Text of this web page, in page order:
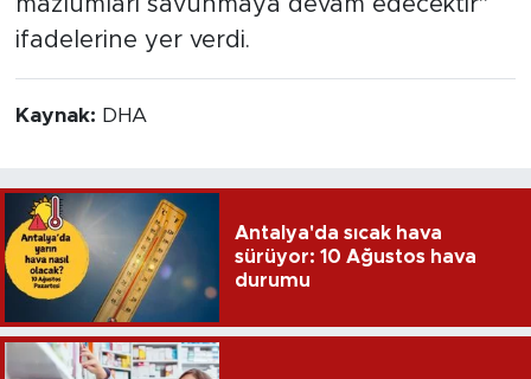
mazlumları savunmaya devam edecektir"
ifadelerine yer verdi.
Kaynak: DHA
Antalya'da sıcak hava
sürüyor: 10 Ağustos hava
durumu